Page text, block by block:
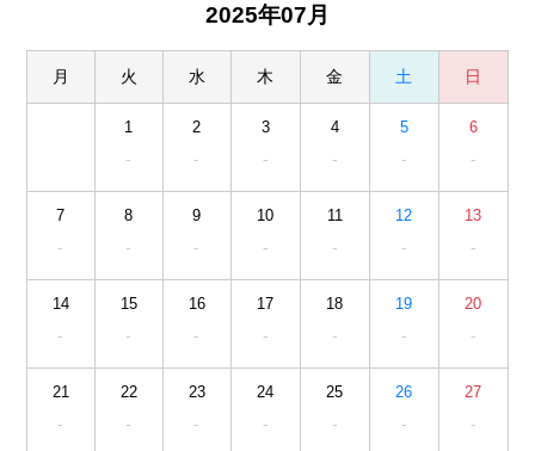
2025年07月
月 火 水 木 金 土 日
1
-
2
-
3
-
4
-
5
-
6
-
7
-
8
-
9
-
10
-
11
-
12
-
13
-
14
-
15
-
16
-
17
-
18
-
19
-
20
-
21
-
22
-
23
-
24
-
25
-
26
-
27
-